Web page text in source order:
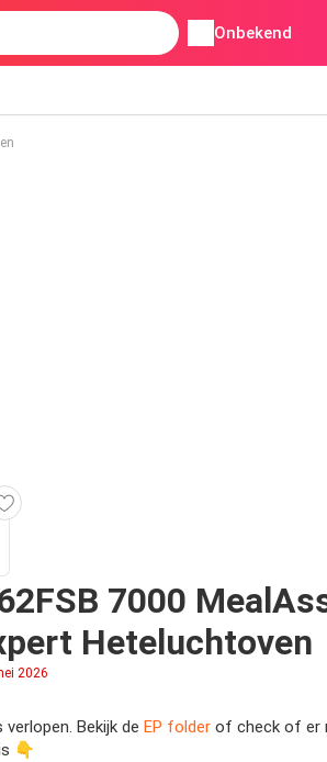
Onbekend
7000
Heteluchtoven
2026
Bekijk de EP folder of check of er
👇